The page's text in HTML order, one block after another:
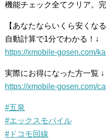
機能チェック全てクリア。
【あなたならいくら安くなる
自動計算で1分でわかる！↓
https://xmobile-gosen.com/
実際にお得になった方一覧 ↓
https://xmobile-gosen.com/
#五泉
#エックスモバイル
# ドコモ回線